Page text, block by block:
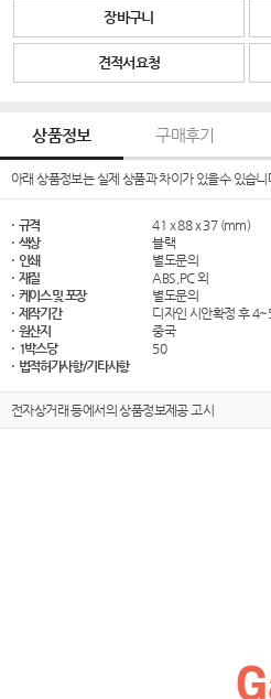
장바구니
견적서요청
상품정보 구매후기
아래 상품정보는 실제 상품과 차이가 있을수 있습니
· 규격
41 x 88 x 37 (mm)
· 색상
블랙
· 인쇄
별도문의
· 재질
ABS,PC 외
· 케이스 및 포장
별도문의
· 제작기간
디자인 시안확정 후
· 원산지
중국
· 1박스당
50
· 법적허가사항/기타사항
전자상거래 등에서의 상품정보제공 고시